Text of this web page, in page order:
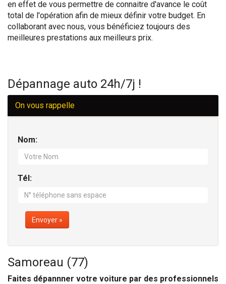
en effet de vous permettre de connaitre d'avance le coût
total de l'opération afin de mieux définir votre budget. En
collaborant avec nous, vous bénéficiez toujours des
meilleures prestations aux meilleurs prix.
Dépannage auto 24h/7j !
On vous rappelle
Nom:
Tél:
Envoyer »
Samoreau (77)
Faites dépannner votre voiture par des professionnels